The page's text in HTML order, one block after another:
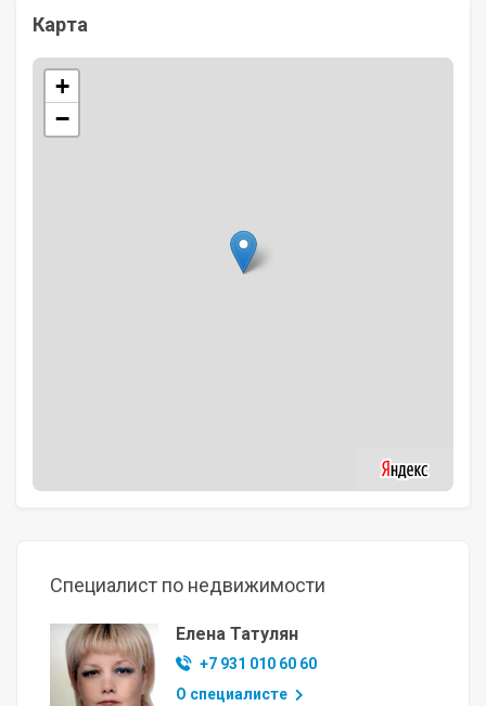
Карта
+
−
Специалист по недвижимости
Елена Татулян
+7 931 010 60 60
О специалисте